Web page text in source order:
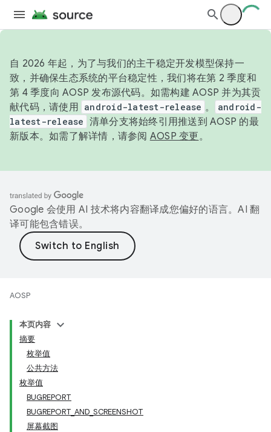
自 2026 年起，为了与我们的主干稳定开发模型保持一
致，并确保生态系统的平台稳定性，我们将在第 2 季度和
第 4 季度向 AOSP 发布源代码。如需构建 AOSP 并为其贡
献代码，请使用 android-latest-release 。
android-
latest-release 清单分支将始终引用推送到 AOSP 的最
新版本。如需了解详情，请参阅 AOSP 变更。
Google 会使用 AI 技术将内容翻译成您偏好的语言。AI 翻
译可能包含错误。
AOSP
本页内容
摘要
枚举值
公共方法
枚举值
BUGREPORT
BUGREPORT_AND_SCREENSHOT
屏幕截图